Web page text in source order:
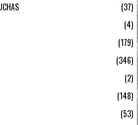
37
4
179
346
2
148
53